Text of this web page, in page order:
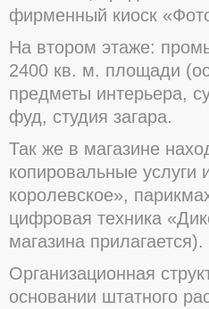
фирменный киоск
На втором этаже:
2400 кв. м. площади
предметы интерьера,
фуд, студия загара.
Так же в магазине
копировальные
королевское»,
цифровая техника
магазина прилагается).
Организационная
основании штатного